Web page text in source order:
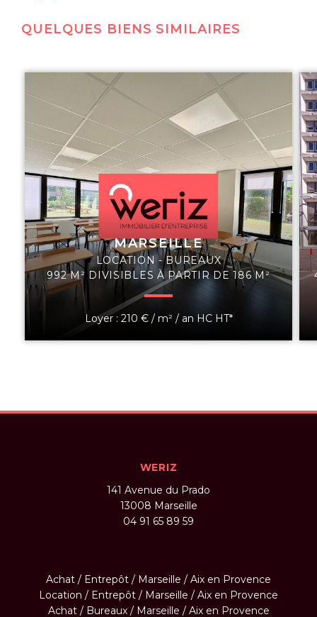
QUELQUES BIENS SIMILAIRES
MARSEILLE
LOCATION - BUREAUX
992 M² DIVISIBLES À PARTIR DE 186 M²
Loyer : 210 € / m² / an HC HT*
WERIZ
141 Avenue du Prado
13008 Marseille
04 91 65 89 59
Achat / Entrepôt / Marseille / Aix en Provence
Location / Entrepôt / Marseille / Aix en Provence
Achat / Bureaux / Marseille / Aix en Provence